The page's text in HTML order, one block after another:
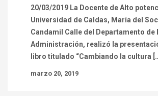
20/03/2019 La Docente de Alto
Universidad de Caldas, María del
Candamil Calle del Departamento de
Administración, realizó la
libro titulado “Cambiando la cultura
marzo 20, 2019